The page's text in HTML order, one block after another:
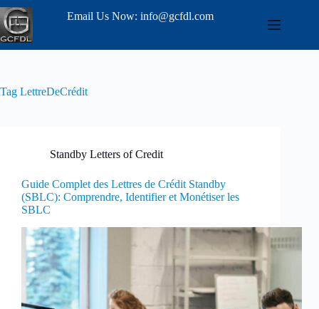
Email Us Now: info@gcfdl.com
Tag LettreDeCrédit
Standby Letters of Credit
Guide Complet des Lettres de Crédit Standby
(SBLC): Comprendre, Identifier et Monétiser les
SBLC